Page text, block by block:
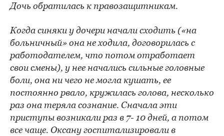
Дочь обратилась к правозащитникам.
Когда синяки у дочери начали сходить («на
больничный» она не ходила, договорилась с
работодателем, что потом отработает
свои смены), у нее начались сильные головные
боли, она ни чего не могла кушать, ее
постоянно рвало, кружилась голова, несколько
раз она теряла сознание. Сначала эти
приступы возникали раз в 7- 10 дней, а потом
все чаще. Оксану госпитализировали в